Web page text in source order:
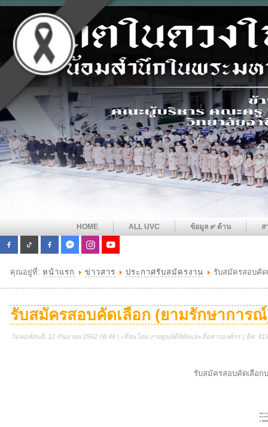
HOME ALL UVC ข้อมูล ๙ ด้าน ส
คุณอยู่ที่: หน้าแรก ข่าวสาร ประกาศรับสมัครงาน รับสมัครสอบคั
รับสมัครสอบคัดเลือก (ยามรักษาการ
วันพฤหัสบดี, 12 กันยายน 2562 08:46 | เขียนโดย งานศูนย์ดิจิทัลและสื่อสารองค์กร | ฮิต:
รับสมัครสอบคัดเลือก